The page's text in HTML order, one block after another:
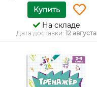
Купить
На складе
Дата доставки: 12 августа